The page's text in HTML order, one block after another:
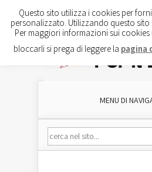
MENU DI
Questo sito utilizza i cookies per
personalizzato. Utilizzando questo
Per maggiori informazioni sui
bloccarli si prega di leggere la pagina